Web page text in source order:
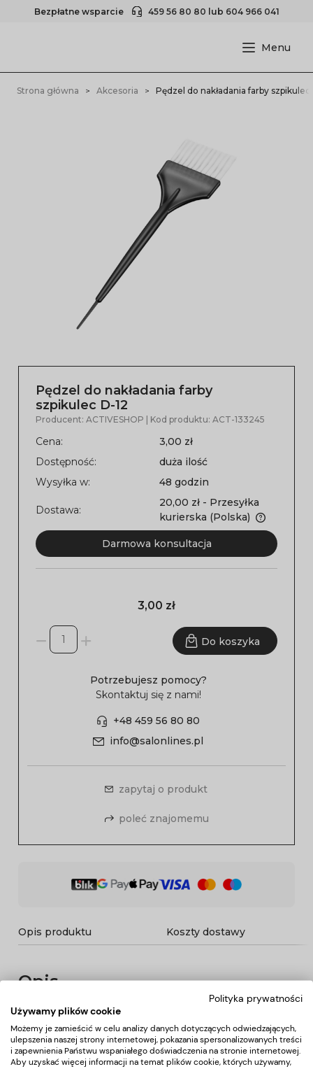
Bezpłatne wsparcie 459 56 80 80 lub 604 966 041
Strona główna Akcesoria Pędzel do nakładania farby szpikulec
Pędzel do nakładania farby
szpikulec D-12
Producent: ACTIVESHOP | Kod produktu: ACT-133245
Cena:
3,00 zł
Dostępność:
duża ilość
Wysyłka w:
48 godzin
Dostawa:
20,00 zł - Przesyłka
kurierska (Polska)
Darmowa konsultacja
3,00 zł
Do koszyka
Potrzebujesz pomocy?
Skontaktuj się z nami!
+48 459 56 80 80
info@salonlines.pl
zapytaj o produkt
poleć znajomemu
Opis produktu Koszty dostawy
Opis
Pędzel do nakładania farby.
Wykonany jest z syntetycznego, elastycznego włosia, które
równomiernie i dokładnie rozprowadza farbę na włosach,
czego nie daje aplikacja dłońmi.
Polityka prywatności
Używamy plików cookie
Możemy je zamieścić w celu analizy danych dotyczących odwiedzających,
ulepszenia naszej strony internetowej, pokazania spersonalizowanych treści
i zapewnienia Państwu wspaniałego doświadczenia na stronie internetowej.
Aby uzyskać więcej informacji na temat plików cookie, których używamy,